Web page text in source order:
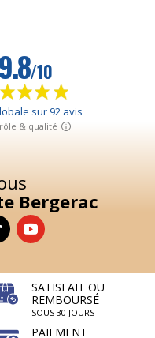
Bergerac
SATISFAIT OU
REMBOURSÉ
SOUS 30 JOURS
PAIEMENT